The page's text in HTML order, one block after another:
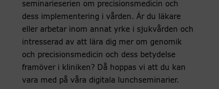
seminarieserien om precisionsmedicin och
dess implementering i vården. Är du läkare
eller arbetar inom annat yrke i sjukvården och
intresserad av att lära dig mer om genomik
och precisionsmedicin och dess betydelse
framöver i kliniken? Då hoppas vi att du kan
vara med på våra digitala lunchseminarier.